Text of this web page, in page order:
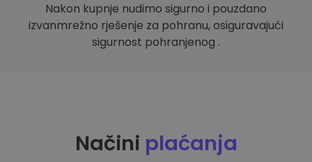
Nakon kupnje nudimo sigurno i pouzdano
izvanmrežno rješenje za pohranu, osiguravajući
sigurnost pohranjenog .
Načini plaćanja